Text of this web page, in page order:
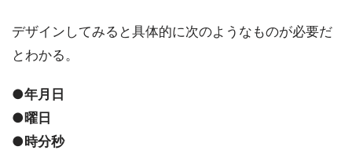
デザインしてみると具体的に次のようなものが必要だ
とわかる。
●年月日
●曜日
●時分秒